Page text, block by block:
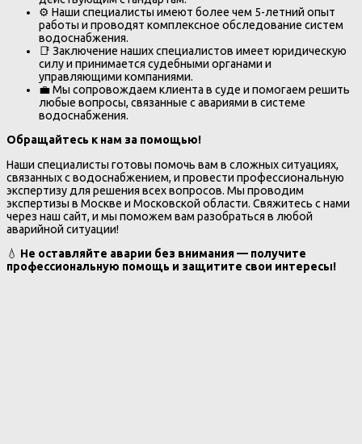
⚙️ Наши специалисты имеют более чем 5-летний опыт
работы и проводят комплексное обследование систем
водоснабжения.
📑 Заключение наших специалистов имеет юридическую
силу и принимается судебными органами и
управляющими компаниями.
💼 Мы сопровождаем клиента в суде и помогаем решить
любые вопросы, связанные с авариями в системе
водоснабжения.
Обращайтесь к нам за помощью!
Наши специалисты готовы помочь вам в сложных ситуациях,
связанных с водоснабжением, и провести профессиональную
экспертизу для решения всех вопросов. Мы проводим
экспертизы в Москве и Московской области. Свяжитесь с нами
через наш сайт, и мы поможем вам разобраться в любой
аварийной ситуации!
💧 Не оставляйте аварии без внимания — получите
профессиональную помощь и защитите свои интересы!